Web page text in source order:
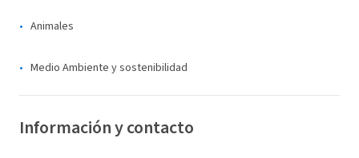
Animales
Medio Ambiente y sostenibilidad
Información y contacto